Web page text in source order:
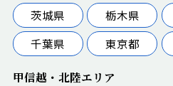
茨城県
栃木県
千葉県
東京都
甲信越・北陸エリア